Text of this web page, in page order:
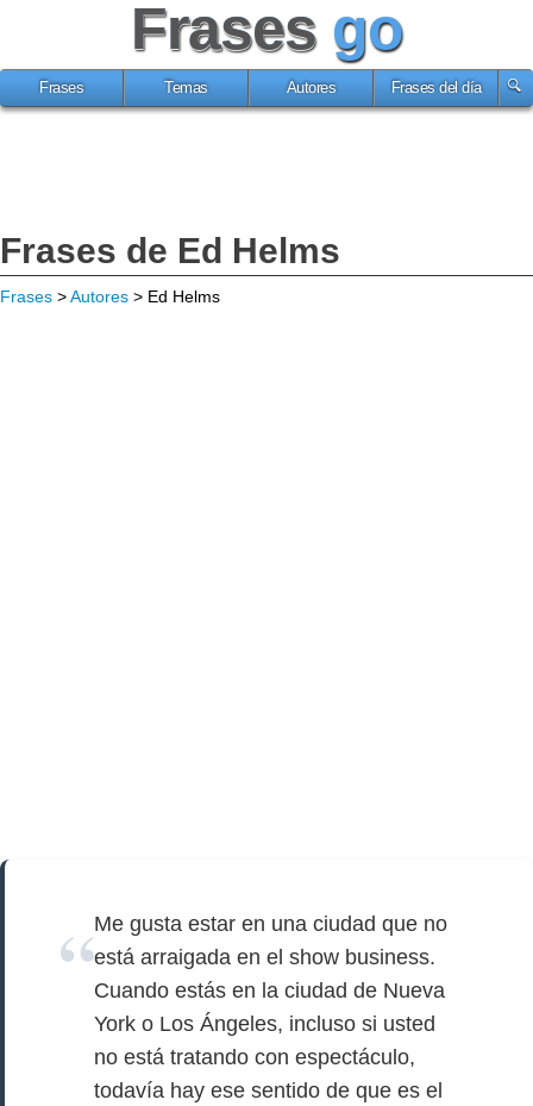
Frases go
Frases Temas Autores Frases del día
Frases de Ed Helms
Frases >Autores > Ed Helms
Me gusta estar en una ciudad que no
está arraigada en el show business.
Cuando estás en la ciudad de Nueva
York o Los Ángeles, incluso si usted
no está tratando con espectáculo,
todavía hay ese sentido de que es el